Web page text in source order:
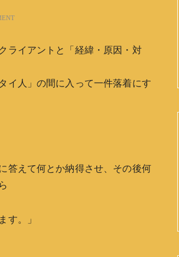
ライアントと「経緯・原因・対
イ人」の間に入って一件落着にす
答えて何とか納得させ、その後何
す。」